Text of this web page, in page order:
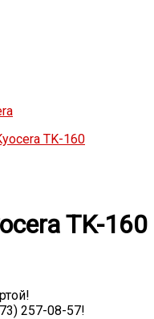
TK-160
257-08-57!